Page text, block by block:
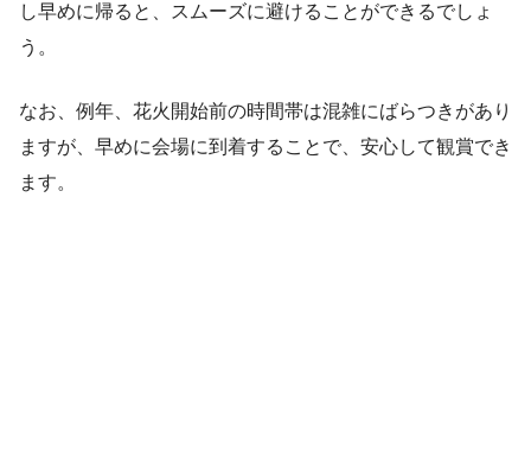
し早めに帰ると、スムーズに避けることができるでしょ
う。
なお、例年、花火開始前の時間帯は混雑にばらつきがあり
ますが、早めに会場に到着することで、安心して観賞でき
ます。